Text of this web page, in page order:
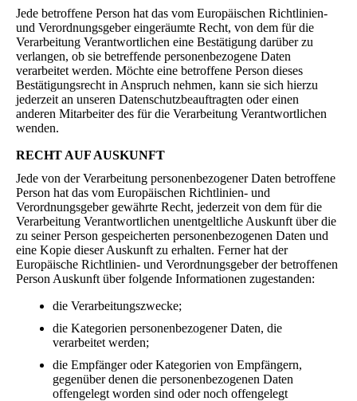
Jede betroffene Person hat das vom Europäischen Richtlinien-
und Verordnungsgeber eingeräumte Recht, von dem für die
Verarbeitung Verantwortlichen eine Bestätigung darüber zu
verlangen, ob sie betreffende personenbezogene Daten
verarbeitet werden. Möchte eine betroffene Person dieses
Bestätigungsrecht in Anspruch nehmen, kann sie sich hierzu
jederzeit an unseren Datenschutzbeauftragten oder einen
anderen Mitarbeiter des für die Verarbeitung Verantwortlichen
wenden.
RECHT AUF AUSKUNFT
Jede von der Verarbeitung personenbezogener Daten betroffene
Person hat das vom Europäischen Richtlinien- und
Verordnungsgeber gewährte Recht, jederzeit von dem für die
Verarbeitung Verantwortlichen unentgeltliche Auskunft über die
zu seiner Person gespeicherten personenbezogenen Daten und
eine Kopie dieser Auskunft zu erhalten. Ferner hat der
Europäische Richtlinien- und Verordnungsgeber der betroffenen
Person Auskunft über folgende Informationen zugestanden:
die Verarbeitungszwecke;
die Kategorien personenbezogener Daten, die
verarbeitet werden;
die Empfänger oder Kategorien von Empfängern,
gegenüber denen die personenbezogenen Daten
offengelegt worden sind oder noch offengelegt